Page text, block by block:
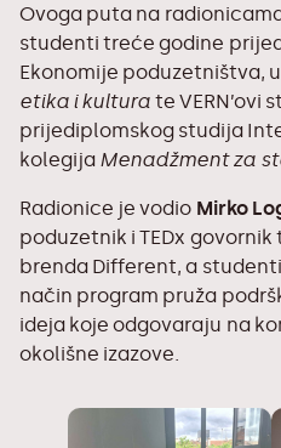
Ovoga puta na radionicama
studenti treće godine
Ekonomije poduzetništva,
etika i kultura te VERN’ovi
prijediplomskog studija
kolegija Menadžment za
Radionice je vodio Mirko
poduzetnik i TEDx
brenda Different, a
način program pruža
ideja koje odgovaraju na
okolišne izazove.